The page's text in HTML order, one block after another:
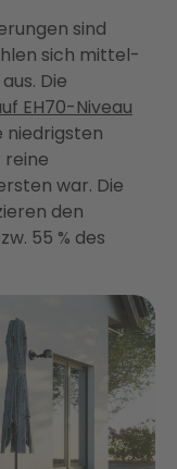
sind
sich mittel-
Die
EH70-Niveau
niedrigsten
war. Die
den
55 % des